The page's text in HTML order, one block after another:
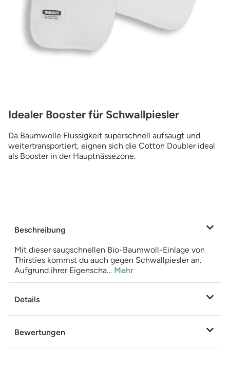
Idealer Booster für Schwallpiesler
Da Baumwolle Flüssigkeit superschnell aufsaugt und
weitertransportiert, eignen sich die Cotton Doubler ideal
als Booster in der Hauptnässezone.
Beschreibung
Mit dieser saugschnellen Bio-Baumwoll-Einlage von
Thirsties kommst du auch gegen Schwallpiesler an.
Aufgrund ihrer Eigenscha… Mehr
Details
Bewertungen